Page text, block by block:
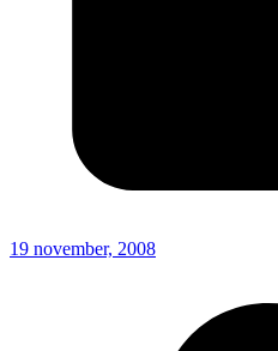
19 november, 2008